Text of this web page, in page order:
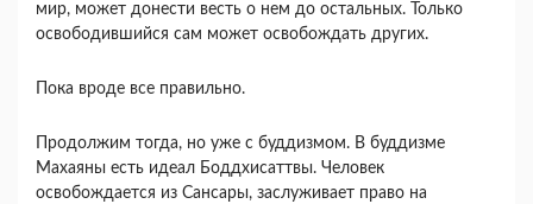
мир, может донести весть о нем до остальных. Только
освободившийся сам может освобождать других.
Пока вроде все правильно.
Продолжим тогда, но уже с буддизмом. В буддизме
Махаяны есть идеал Боддхисаттвы. Человек
освобождается из Сансары, заслуживает право на